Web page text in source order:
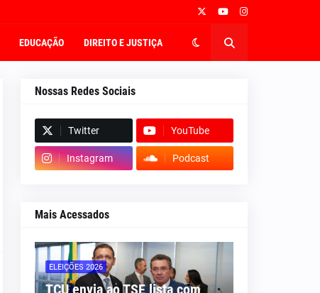
EDUCAÇÃO DIREITO E JUSTIÇA
Nossas Redes Sociais
Twitter YouTube
Instagram Podcast
Mais Acessados
ELEIÇÕES 2026
TCU envia ao TSE lista com